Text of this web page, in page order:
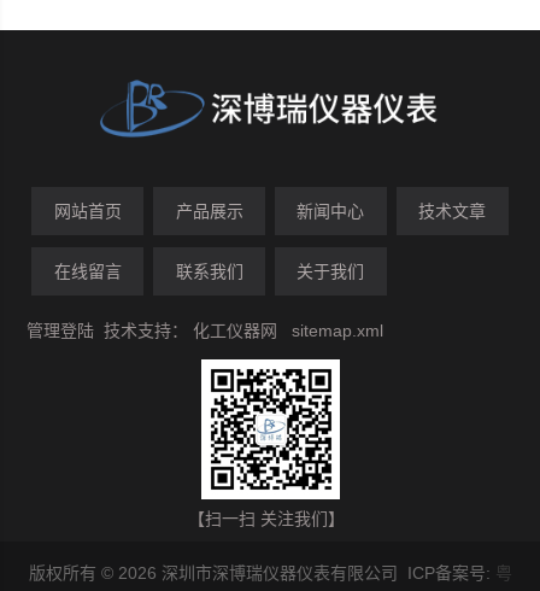
网站首页 产品展示 新闻中心 技术文章
在线留言 联系我们 关于我们
管理登陆 技术支持：化工仪器网 sitemap.xml
【扫一扫 关注我们】
版权所有 © 2026 深圳市深博瑞仪器仪表有限公司 ICP备案号: 粤